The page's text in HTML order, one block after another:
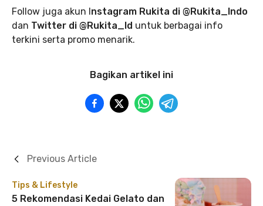
Follow juga akun Instagram Rukita di @Rukita_Indo
dan Twitter di @Rukita_Id untuk berbagai info
terkini serta promo menarik.
Bagikan artikel ini
Tips & Lifestyle
5 Rekomendasi Kedai Gelato dan
Previous Article